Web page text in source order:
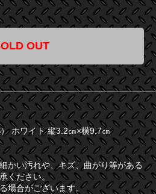
OUT
ホワイト 縦3.2㎝×横9.7㎝
かい汚れや、キズ、曲がり等がある
ください。
場合がございます。